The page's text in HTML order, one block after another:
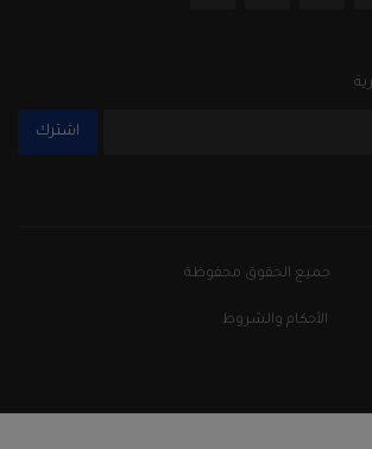
جميع الحقوق محفوظة
الأحكام والشروط